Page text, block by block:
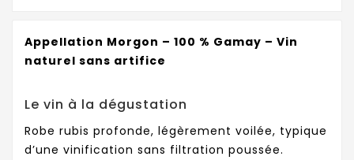
Appellation Morgon – 100 % Gamay – Vin
naturel sans artifice
Le vin à la dégustation
Robe rubis profonde, légèrement voilée, typique
d’une vinification sans filtration poussée.